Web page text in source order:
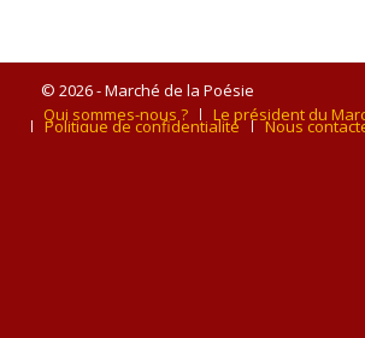
© 2026 - Marché de la Poésie
Qui sommes-nous ?
Le président du
Politique de confidentialité Nous